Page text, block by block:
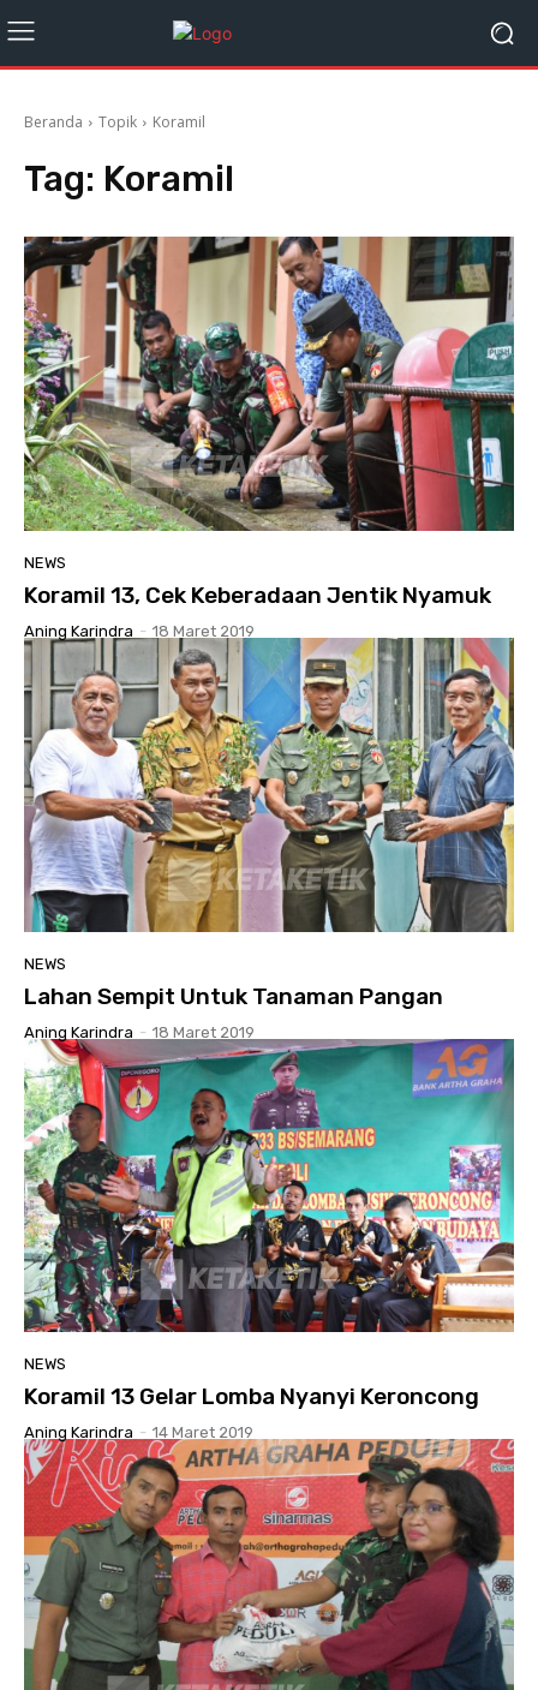
Beranda Topik Koramil
Tag: Koramil
NEWS
Koramil 13, Cek Keberadaan Jentik Nyamuk
Aning Karindra - 18 Maret 2019
NEWS
Lahan Sempit Untuk Tanaman Pangan
Aning Karindra - 18 Maret 2019
NEWS
Koramil 13 Gelar Lomba Nyanyi Keroncong
Aning Karindra - 14 Maret 2019